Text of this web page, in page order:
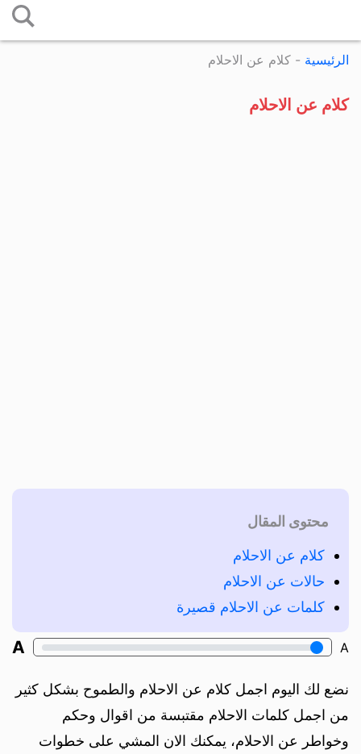
إلى
الرئيسية - كلام عن الاحلام
كلام عن الاحلام
محتوى المقال
كلام عن الاحلام
حالات عن الاحلام
كلمات عن الاحلام قصيرة
A
A
نضع لك اليوم اجمل كلام عن الاحلام والطموح بشكل كثير
من اجمل كلمات الاحلام مقتبسة من اقوال وحكم
وخواطر عن الاحلام، يمكنك الان المشي على خطوات